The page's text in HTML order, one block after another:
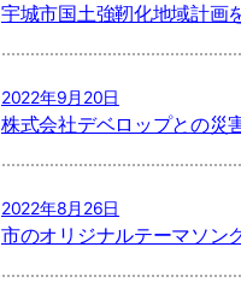
宇城市国土強靭化地域計画
2022年9月20日
株式会社デベロップとの災
2022年8月26日
市のオリジナルテーマソン